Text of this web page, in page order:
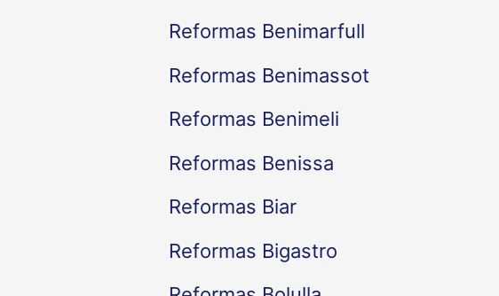
Reformas Benimarfull
Reformas Benimassot
Reformas Benimeli
Reformas Benissa
Reformas Biar
Reformas Bigastro